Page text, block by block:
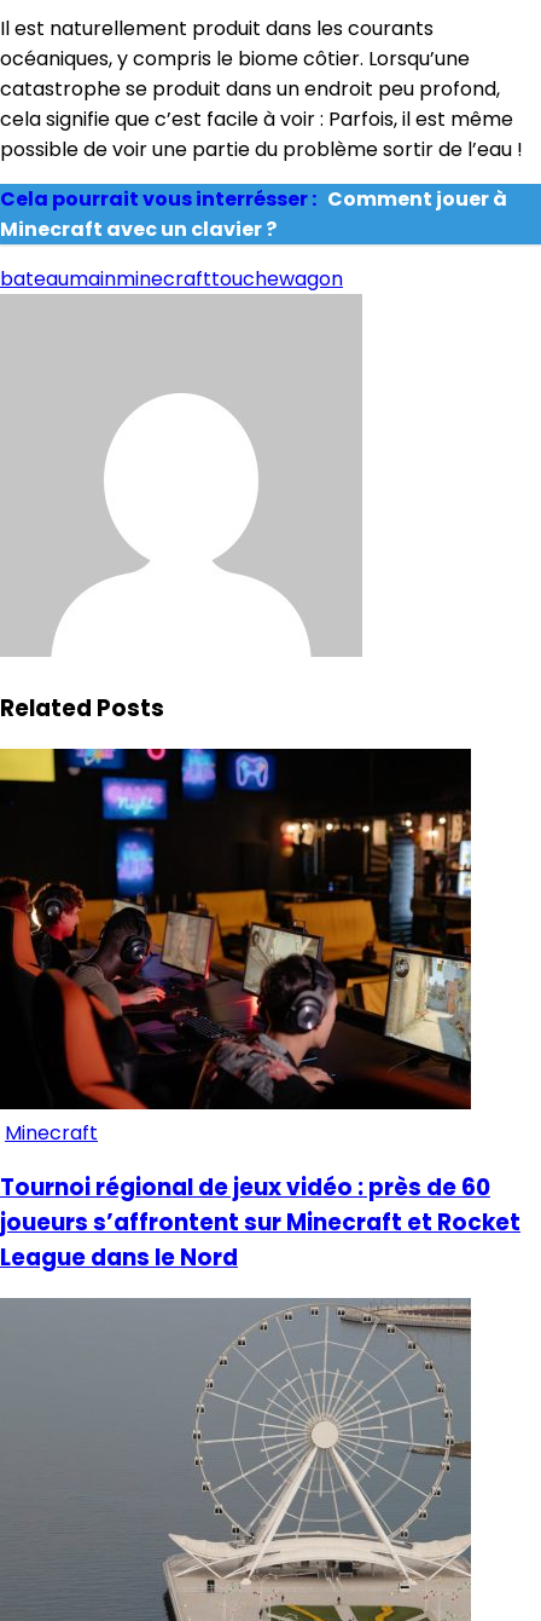
Il est naturellement produit dans les courants
océaniques, y compris le biome côtier. Lorsqu’une
catastrophe se produit dans un endroit peu profond,
cela signifie que c’est facile à voir : Parfois, il est même
possible de voir une partie du problème sortir de l’eau !
Cela pourrait vous interrésser : Comment jouer à
Minecraft avec un clavier ?
bateaumainminecrafttouchewagon
Related Posts
Minecraft
Tournoi régional de jeux vidéo : près de 60
joueurs s’affrontent sur Minecraft et Rocket
League dans le Nord